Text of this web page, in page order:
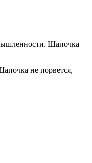
Шапочка
не порвется,